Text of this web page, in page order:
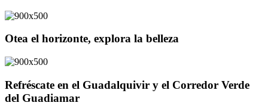
Otea el horizonte, explora la belleza
Refréscate en el Guadalquivir y el Corredor Verde
del Guadiamar